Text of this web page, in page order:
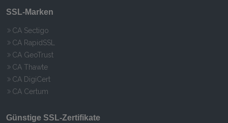
SSL-Marken
CA Sectigo
CA RapidSSL
CA GeoTrust
CA Thawte
CA DigiCert
CA Certum
Günstige SSL-Zertifikate